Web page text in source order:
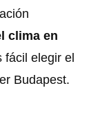
clima en
elegir el
Budapest.